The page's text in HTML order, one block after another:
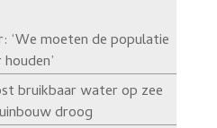
‘We moeten de populatie
bruikbaar water op zee
droog